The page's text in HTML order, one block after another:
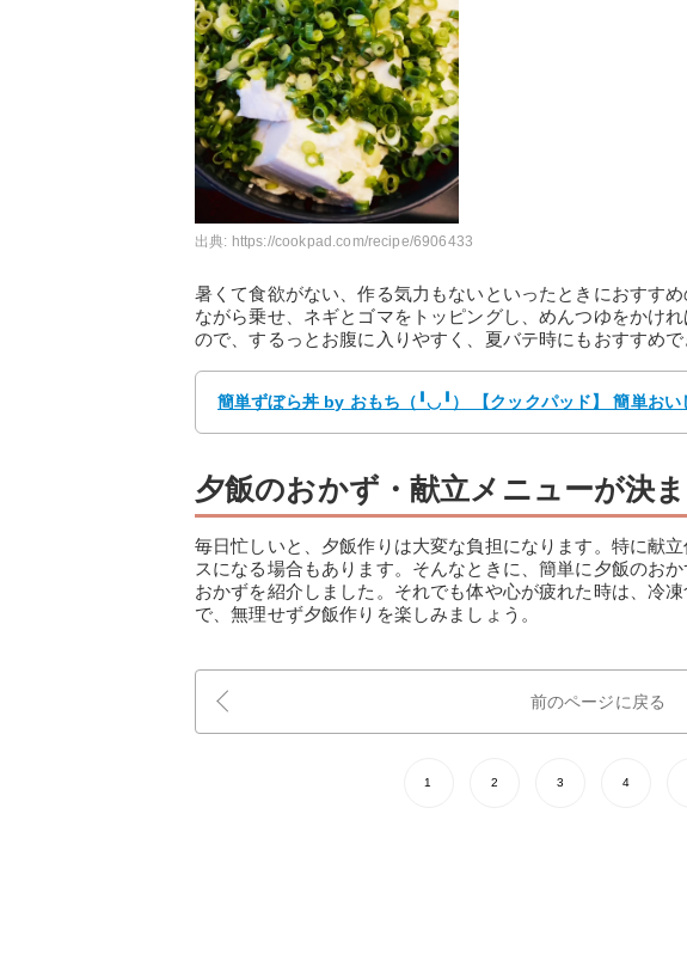
出典: https://cookpad.com/recipe/6906433
暑くて食欲がない、作る気力もないといったときにおすす
ながら乗せ、ネギとゴマをトッピングし、めんつゆをかけ
ので、するっとお腹に入りやすく、夏バテ時にもおすすめで
簡単ずぼら丼 by おもち（╹◡╹） 【クックパッド】 簡単おい
夕飯のおかず・献立メニューが決
毎日忙しいと、夕飯作りは大変な負担になります。特に献
スになる場合もあります。そんなときに、簡単に夕飯のお
おかずを紹介しました。それでも体や心が疲れた時は、冷
で、無理せず夕飯作りを楽しみましょう。
前のページに戻る
1 2 3 4